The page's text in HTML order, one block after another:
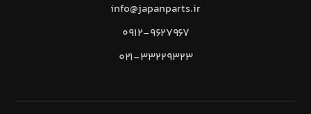
info@japanparts.ir
۰۹۱۲-۹۶۲۷۹۶۷
۰۲۱-۳۳۲۲۹۳۲۳